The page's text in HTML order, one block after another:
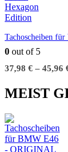
Tachoscheiben
0 out of 5
37,98 € – 45,96
MEIST